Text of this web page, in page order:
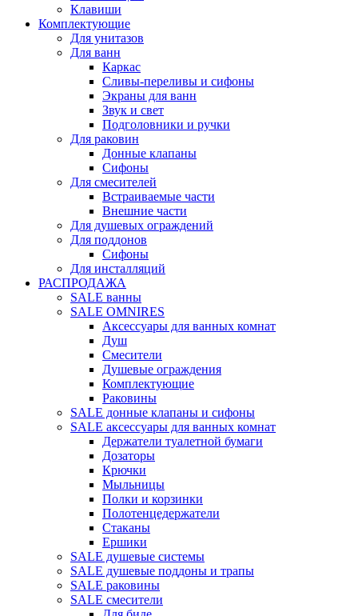
Клавиши
Комплектующие
Для унитазов
Для ванн
Каркас
Сливы-переливы и сифоны
Экраны для ванн
Звук и свет
Подголовники и ручки
Для раковин
Донные клапаны
Сифоны
Для смесителей
Встраиваемые части
Внешние части
Для душевых ограждений
Для поддонов
Сифоны
Для инсталляций
РАСПРОДАЖА
SALE ванны
SALE OMNIRES
Аксессуары для ванных комнат
Душ
Смесители
Душевые ограждения
Комплектующие
Раковины
SALE донные клапаны и сифоны
SALE аксессуары для ванных комнат
Держатели туалетной бумаги
Дозаторы
Крючки
Мыльницы
Полки и корзинки
Полотенцедержатели
Стаканы
Ершики
SALE душевые системы
SALE душевые поддоны и трапы
SALE раковины
SALE смесители